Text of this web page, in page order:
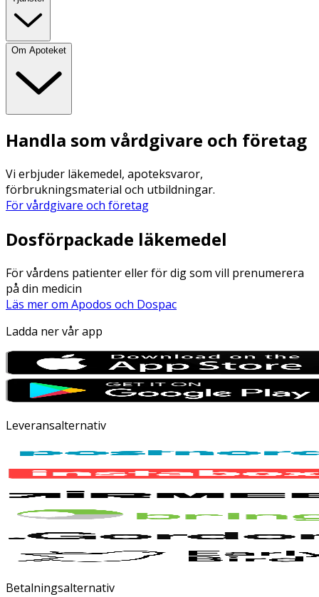
Om Apoteket
Handla som vårdgivare och företag
Vi erbjuder läkemedel, apoteksvaror,
förbrukningsmaterial och utbildningar.
För vårdgivare och företag
Dosförpackade läkemedel
För vårdens patienter eller för dig som vill prenumerera
på din medicin
Läs mer om Apodos och Dospac
Ladda ner vår app
Leveransalternativ
Betalningsalternativ